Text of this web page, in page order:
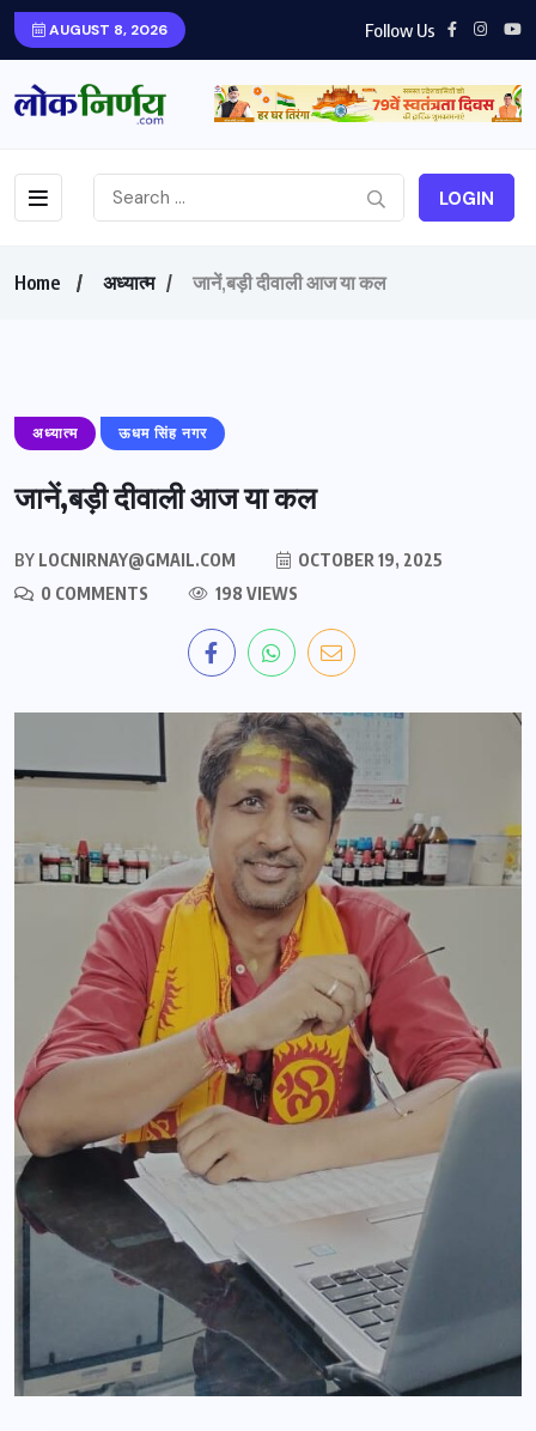
AUGUST 8, 2026 Follow Us
LOGIN
Home अध्यात्म जानें,बड़ी दीवाली आज या कल
अध्यात्म ऊधम सिंह नगर
जानें,बड़ी दीवाली आज या कल
BY LOCNIRNAY@GMAIL.COM
OCTOBER 19, 2025
0 COMMENTS
198 VIEWS